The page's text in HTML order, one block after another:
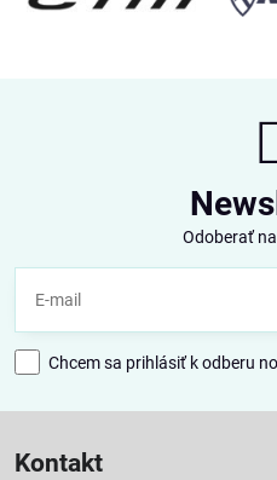
Odoberať
Chcem sa prihlásiť k odberu
Kontakt